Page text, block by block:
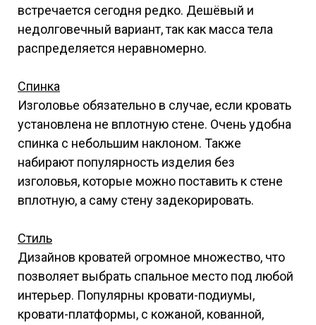
встречается сегодня редко. Дешёвый и
недолговечный вариант, так как масса тела
распределяется неравномерно.
Спинка
Изголовье обязательно в случае, если кровать
установлена не вплотную стене. Очень удобна
спинка с небольшим наклоном. Также
набирают популярность изделия без
изголовья, которые можно поставить к стене
вплотную, а саму стену задекорировать.
Стиль
Дизайнов кроватей огромное множество, что
позволяет выбрать спальное место под любой
интерьер. Популярны кровати-подиумы,
кровати-платформы, с кожаной, кованной,